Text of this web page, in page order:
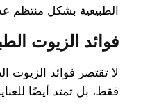
الطبيعية بشكل منتظم
فوائد الزيوت
لا تقتصر فوائد الزيوت
فقط، بل تمتد أيضًا